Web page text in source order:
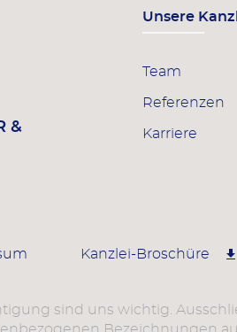
&
Unsere
Team
Referenzen
Karriere
Kanzlei-Broschüre
sind uns wichtig.